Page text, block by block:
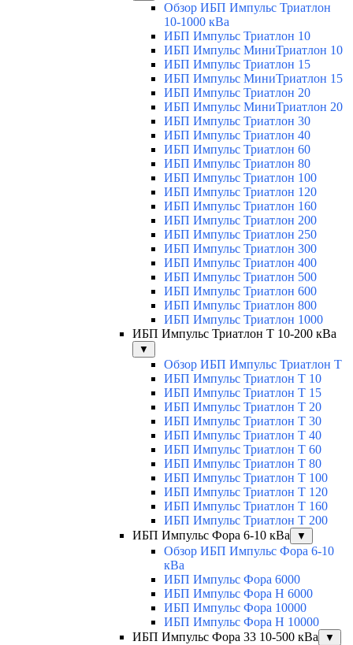
Обзор ИБП Импульс Триатлон
10-1000 кВа
ИБП Импульс Триатлон 10
ИБП Импульс МиниТриатлон 10
ИБП Импульс Триатлон 15
ИБП Импульс МиниТриатлон 15
ИБП Импульс Триатлон 20
ИБП Импульс МиниТриатлон 20
ИБП Импульс Триатлон 30
ИБП Импульс Триатлон 40
ИБП Импульс Триатлон 60
ИБП Импульс Триатлон 80
ИБП Импульс Триатлон 100
ИБП Импульс Триатлон 120
ИБП Импульс Триатлон 160
ИБП Импульс Триатлон 200
ИБП Импульс Триатлон 250
ИБП Импульс Триатлон 300
ИБП Импульс Триатлон 400
ИБП Импульс Триатлон 500
ИБП Импульс Триатлон 600
ИБП Импульс Триатлон 800
ИБП Импульс Триатлон 1000
ИБП Импульс Триатлон Т 10-200 кВа
▼
Обзор ИБП Импульс Триатлон Т
ИБП Импульс Триатлон Т 10
ИБП Импульс Триатлон Т 15
ИБП Импульс Триатлон Т 20
ИБП Импульс Триатлон Т 30
ИБП Импульс Триатлон Т 40
ИБП Импульс Триатлон Т 60
ИБП Импульс Триатлон Т 80
ИБП Импульс Триатлон Т 100
ИБП Импульс Триатлон Т 120
ИБП Импульс Триатлон Т 160
ИБП Импульс Триатлон Т 200
ИБП Импульс Фора 6-10 кВа
▼
Обзор ИБП Импульс Фора 6-10
кВа
ИБП Импульс Фора 6000
ИБП Импульс Фора H 6000
ИБП Импульс Фора 10000
ИБП Импульс Фора H 10000
ИБП Импульс Фора 33 10-500 кВа
▼